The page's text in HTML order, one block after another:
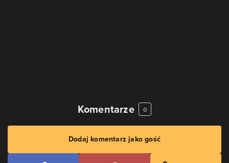
Komentarze 0
Dodaj komentarz jako gość